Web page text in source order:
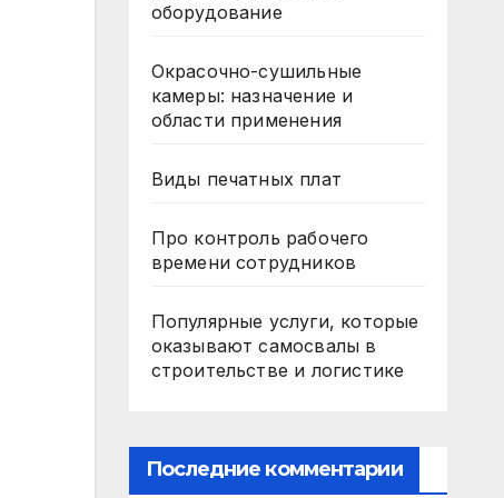
оборудование
Окрасочно-сушильные
камеры: назначение и
области применения
Виды печатных плат
Про контроль рабочего
времени сотрудников
Популярные услуги, которые
оказывают самосвалы в
строительстве и логистике
Последние комментарии